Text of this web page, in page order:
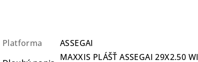
Platforma
ASSEGAI
MAXXIS PLÁŠŤ ASSEGAI 29X2.50